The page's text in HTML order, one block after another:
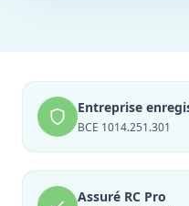
Entreprise
BCE 1014.251.301
Assuré RC Pro